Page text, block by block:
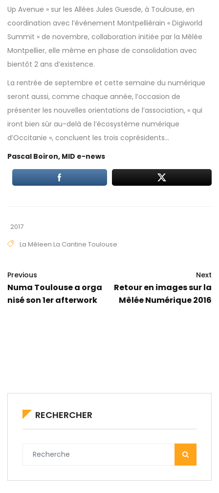
Up Avenue » sur les Allées Jules Guesde, à Toulouse, en
coordination avec l’événement Montpelliérain « Digiworld
Summit » de novembre, collaboration initiée par la Mêlée
Montpellier, elle même en phase de consolidation avec
bientôt 2 ans d’existence.
La rentrée de septembre et cette semaine du numérique
seront aussi, comme chaque année, l’occasion de
présenter les nouvelles orientations de l’association, « qui
iront bien sûr au-delà de l’écosystème numérique
d’Occitanie », concluent les trois coprésidents…
Pascal Boiron, MID e-news
2017
La Mêleen La Cantine Toulouse
Previous
Numa Toulouse a orga
nisé son 1er afterwork
Next
Retour en images sur la
Mêlée Numérique 2016
RECHERCHER